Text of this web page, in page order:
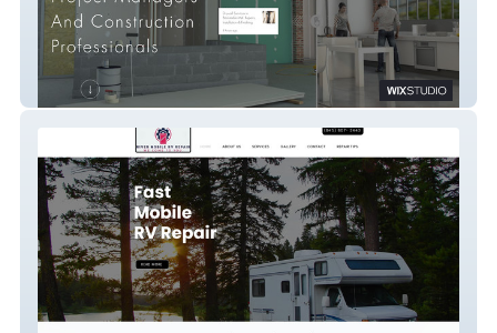
Oliveira Drywall Services